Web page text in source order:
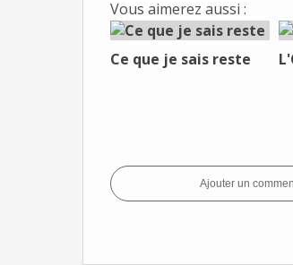
Vous aimerez aussi :
Ce que je sais reste
Ajouter un